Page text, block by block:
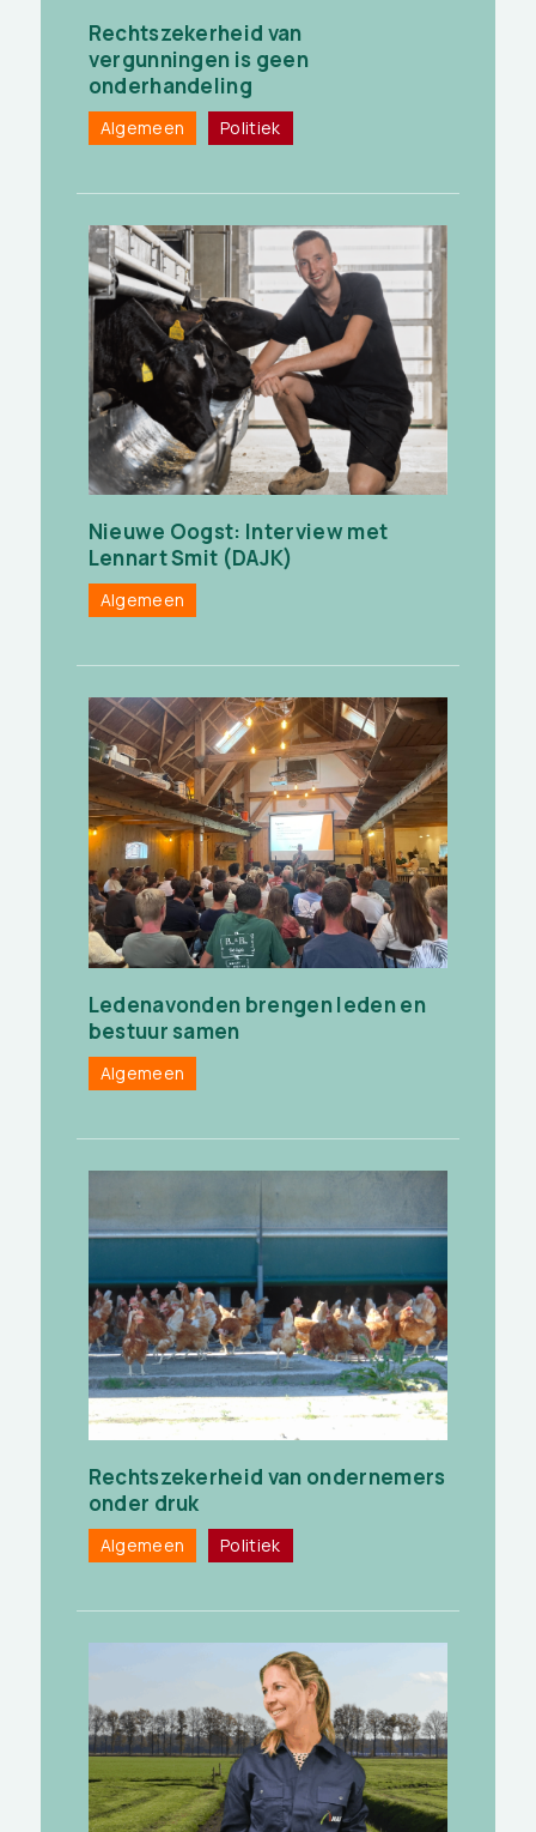
Rechtszekerheid van
vergunningen is geen
onderhandeling
Algemeen Politiek
Nieuwe Oogst: Interview met
Lennart Smit (DAJK)
Algemeen
Ledenavonden brengen leden en
bestuur samen
Algemeen
Rechtszekerheid van ondernemers
onder druk
Algemeen Politiek